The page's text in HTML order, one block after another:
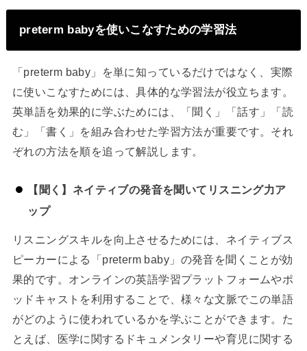
preterm babyを使いこなすための学習法
「preterm baby」を単に知っているだけではなく、実際
に使いこなすためには、具体的な学習法が役立ちます。
英単語を効果的に学ぶためには、「聞く」「話す」「読
む」「書く」を組み合わせた学習方法が重要です。それ
ぞれの方法を順を追って解説します。
【聞く】ネイティブの発音を聞いてリスニング力ア
ップ
リスニングスキルを向上させるためには、ネイティブス
ピーカーによる「preterm baby」の発音を聞くことが効
果的です。オンラインの英語学習プラットフォームやポ
ッドキャストを利用することで、様々な文脈でこの単語
がどのように使われているかを学ぶことができます。た
とえば、医学に関するドキュメンタリーや育児に関する